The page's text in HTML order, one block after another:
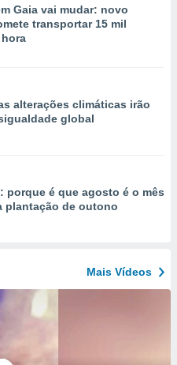
Gaia vai mudar: novo
transportar 15 mil
alterações climáticas irão
global
porque é que agosto é o mês
plantação de outono
Mais Vídeos